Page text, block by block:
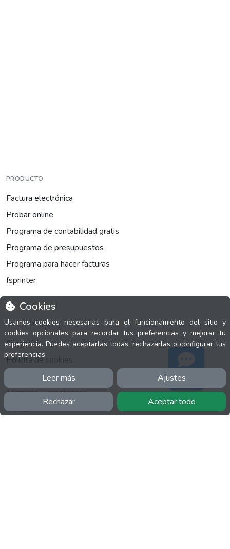
Cookies
Usamos cookies necesarias para el funcionamiento del sitio y
cookies opcionales para recordar tus preferencias y mejorar tu
experiencia. Puedes aceptarlas todas, rechazarlas o configurar tus
preferencias
Leer más Ajustes
Rechazar Aceptar todo
PRODUCTO
Factura electrónica
Probar online
Programa de contabilidad gratis
Programa de presupuestos
Programa para hacer facturas
fsprinter
INFORMACIÓN
Facebook
Polícita de cookies
Política de privacidad
Términos y condiciones
Twitter
Soporte